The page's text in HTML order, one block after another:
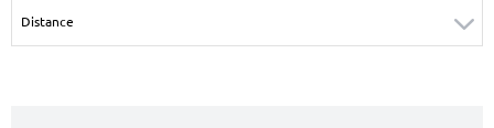
Surface min Surface max